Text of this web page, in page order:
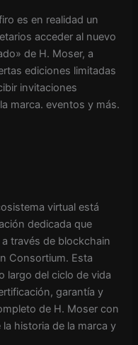
es en realidad un
acceder al nuevo
de H. Moser, a
ediciones limitadas
invitaciones
marca. eventos y más.
virtual está
dedicada que
través de blockchain
Consortium. Esta
largo del ciclo de vida
garantía y
de H. Moser con
historia de la marca y